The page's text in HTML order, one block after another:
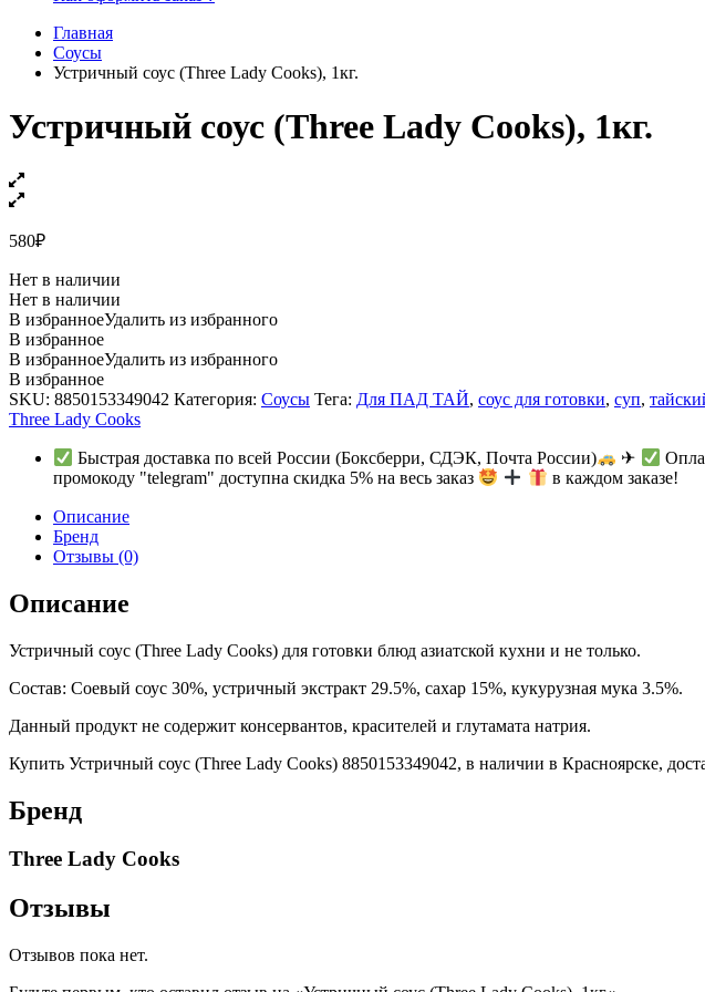
Главная
Соусы
Устричный соус (Three Lady Cooks), 1кг.
Устричный соус (Three Lady Cooks), 1кг.
580₽
Нет в наличии
Нет в наличии
В избранноеУдалить из избранного
В избранное
В избранноеУдалить из избранного
В избранное
SKU: 8850153349042 Категория: Соусы Тега: Для ПАД ТАЙ, соус для готовки, суп,
Three Lady Cooks
Быстрая доставка по всей России (Боксберри, СДЭК, Почта России) ✈
промокоду "telegram" доступна скидка 5% на весь заказ
в каждом заказе!
Описание
Бренд
Отзывы (0)
Описание
Устричный соус (Three Lady Cooks) для готовки блюд азиатской кухни и не только.
Состав: Соевый соус 30%, устричный экстракт 29.5%, сахар 15%, кукурузная мука 3.5%.
Данный продукт не содержит консервантов, красителей и глутамата натрия.
Купить Устричный соус (Three Lady Cooks) 8850153349042, в наличии в Красноярске,
Бренд
Three Lady Cooks
Отзывы
Отзывов пока нет.